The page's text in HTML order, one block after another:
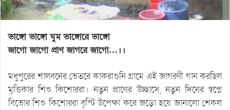
ভাঙ্গো ভাঙ্গো ঘুম ভাঙ্গোরে ভাঙ্গো
জাগো জাগো প্রাণ জাগরে জাগো…।।
মধুপুরের শালবনের ভেতরে কাকরাগুনি গ্রামে এই জাগরণী গান করছিল
মৃত্তিকার শিশু কিশোররা। নতুন প্রাণের উচ্ছাসে, নতুন দিনের স্বপ্নে
বিভোর শিশু কিশোররা বৃস্টি উপেক্ষা করে জড়ো হয়ে জানালো শেকল